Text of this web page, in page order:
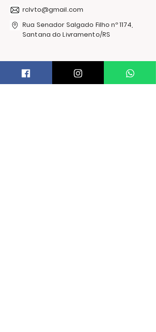
rclvto@gmail.com
Rua Senador Salgado Filho nº 1174,
Santana do Livramento/RS
PRECISA DE AJUDA?
Trocas e Devoluções